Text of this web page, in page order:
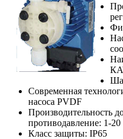
Современная
насоса PVDF
Производительность
противодавление: 1-20
Класс защиты: IP65